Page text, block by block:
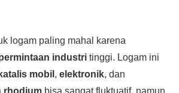
logam paling mahal karena
industritinggi. Logam ini
katalis mobil , elektronik, dan
rhodiumbisa sangat fluktuatif, namun